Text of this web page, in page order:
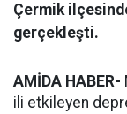
Çermik
gerçekleşti.
AMİDA HABER-
ili etkileyen